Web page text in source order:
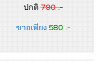
ปกติ 790 .-
ขายเพียง 580 .-